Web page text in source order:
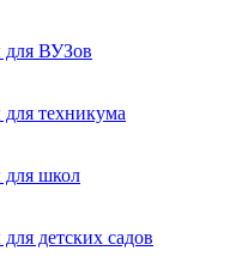
ВУЗов
техникума
школ
детских садов